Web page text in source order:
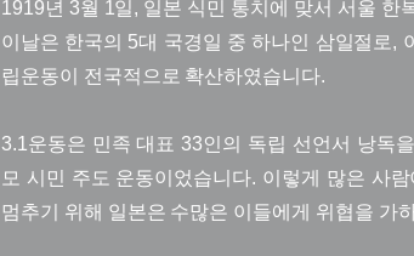
1919년 3월 1일, 일본 식민 통치에 맞서 서울 한
이날은 한국의 5대 국경일 중 하나인 삼일절로,
립운동이 전국적으로 확산하였습니다.
3.1운동은 민족 대표 33인의 독립 선언서 낭독
모 시민 주도 운동이었습니다. 이렇게 많은 사
멈추기 위해 일본은 수많은 이들에게 위협을 가